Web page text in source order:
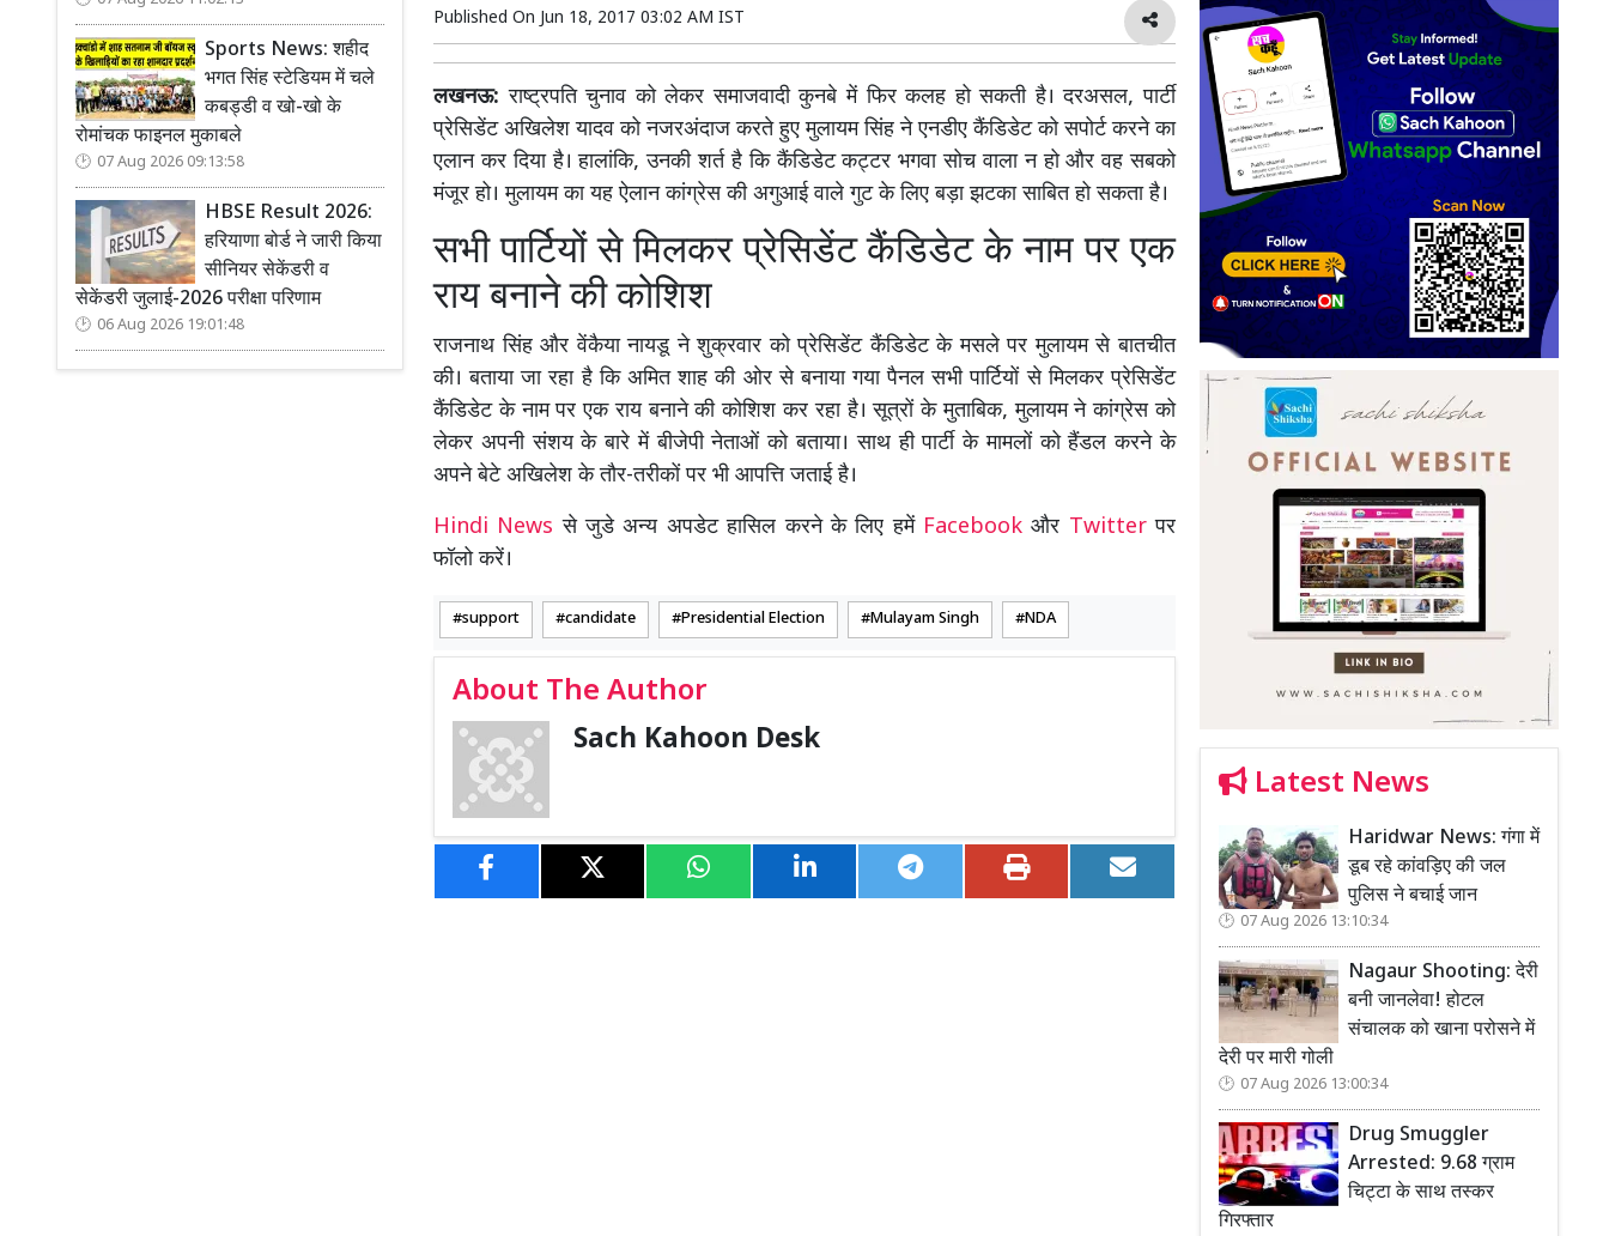
Sports News: शहीद
भगत सिंह स्टेडियम में चले
कबड्डी व खो-खो के
रोमांचक फाइनल मुकाबले
07 Aug 2026 09:13:58
HBSE Result 2026:
हरियाणा बोर्ड ने जारी किया
सीनियर सेकेंडरी व
सेकेंडरी जुलाई-2026 परीक्षा परिणाम
06 Aug 2026 19:01:48
Published On Jun 18, 2017 03:02 AM IST
लखनऊ:राष्ट्रपति चुनाव को लेकर समाजवादी कुनबे में फिर कलह हो सकती है। दरअसल, पार्टी
प्रेसिडेंट अखिलेश यादव को नजरअंदाज करते हुए मुलायम सिंह ने एनडीए कैंडिडेट को सपोर्ट करने का
एलान कर दिया है। हालांकि, उनकी शर्त है कि कैंडिडेट कट्टर भगवा सोच वाला न हो और वह सबको
मंजूर हो। मुलायम का यह ऐलान कांग्रेस की अगुआई वाले गुट के लिए बड़ा झटका साबित हो सकता है।
सभी पार्टियों से मिलकर प्रेसिडेंट कैंडिडेट के नाम पर एक
राय बनाने की कोशिश
राजनाथ सिंह और वेंकैया नायडू ने शुक्रवार को प्रेसिडेंट कैंडिडेट के मसले पर मुलायम से बातचीत
की। बताया जा रहा है कि अमित शाह की ओर से बनाया गया पैनल सभी पार्टियों से मिलकर प्रेसिडेंट
कैंडिडेट के नाम पर एक राय बनाने की कोशिश कर रहा है। सूत्रों के मुताबिक, मुलायम ने कांग्रेस को
लेकर अपनी संशय के बारे में बीजेपी नेताओं को बताया। साथ ही पार्टी के मामलों को हैंडल करने के
अपने बेटे अखिलेश के तौर-तरीकों पर भी आपत्ति जताई है।
Hindi Newsसे जुडे अन्य अपडेट हासिल करने के लिए हमें Facebookऔर Twitterपर
फॉलो करें।
support candidate Presidential Election Mulayam Singh NDA
About The Author
Sach Kahoon Desk
Latest News
Haridwar News: गंगा में
डूब रहे कांवड़िए की जल
पुलिस ने बचाई जान
07 Aug 2026 13:10:34
Nagaur Shooting: देरी
बनी जानलेवा! होटल
संचालक को खाना परोसने में
देरी पर मारी गोली
07 Aug 2026 13:00:34
Drug Smuggler
Arrested: 9.68 ग्राम
चिट्टा के साथ तस्कर
गिरफ्तार